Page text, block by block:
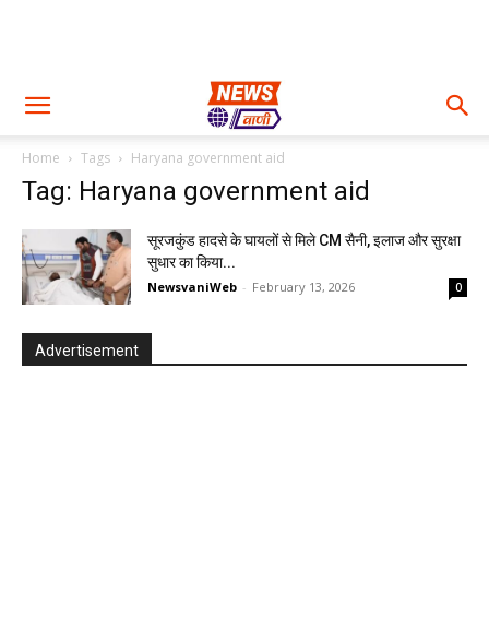
Home Tags Haryana government aid
Tag: Haryana government aid
सूरजकुंड हादसे के घायलों से मिले CM सैनी, इलाज और सुरक्षा
सुधार का किया...
NewsvaniWeb - February 13, 2026 0
Advertisement